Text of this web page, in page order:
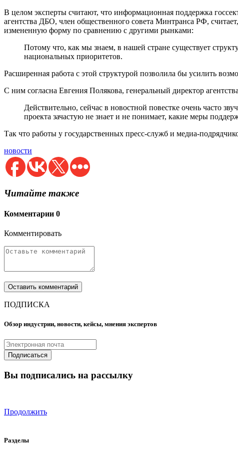
В целом эксперты считают, что информационная поддержка
агентства ДБО, член общественного совета Минтранса РФ,
измененную форму по сравнению с другими рынками:
Потому что, как мы знаем, в нашей стране существует
национальных приоритетов.
Расширенная работа с этой структурой позволила бы усилить
С ним согласна Евгения Полякова, генеральный директор
Действительно, сейчас в новостной повестке очень часто
проекта зачастую не знает и не понимает, какие меры
Так что работы у государственных пресс-служб и медиа-
новости
Читайте также
Комментарии 0
Комментировать
ПОДПИСКА
Обзор индустрии, новости, кейсы, мнения экспертов
Вы подписались на рассылку
Продолжить
Разделы